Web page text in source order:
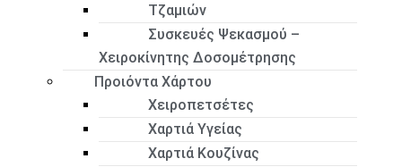
Τζαμιών
Συσκευές Ψεκασμού –
Χειροκίνητης Δοσομέτρησης
Προιόντα Χάρτου
Χειροπετσέτες
Χαρτιά Υγείας
Χαρτιά Κουζίνας